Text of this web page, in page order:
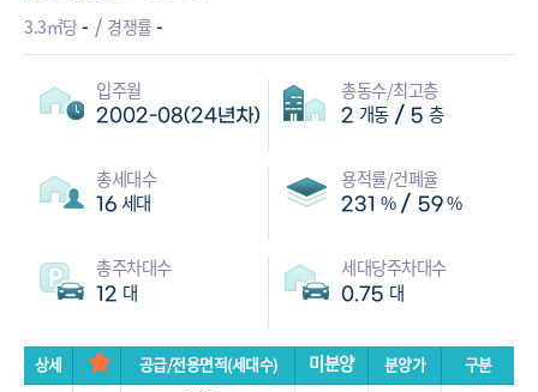
3.3㎡당- 경쟁률 -
입주월
2002-08(24년차)
총동수/최고층
2 개동 / 5 층
총세대수
16 세대
용적률/건폐율
231 % / 59%
총주차대수
12 대
세대당주차대수
0.75 대
상세 공급/전용면적(세대수) 미분양 분양가
구분